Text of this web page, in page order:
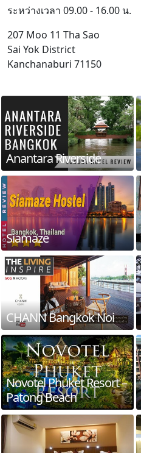
ระหว่างเวลา 09.00 - 16.00 น.
207 Moo 11 Tha Sao
Sai Yok District
Kanchanaburi 71150
Anantara Riverside
Siamaze
CHANN Bangkok Noi
Novotel Phuket Resort –
Patong Beach